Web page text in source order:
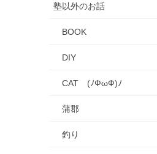
塾以外のお話
BOOK
DIY
CAT (ﾉФωФ)ﾉ
蒲郡
釣り